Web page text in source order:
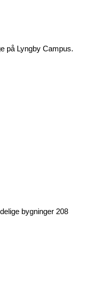
på Lyngby Campus.
bygninger 208